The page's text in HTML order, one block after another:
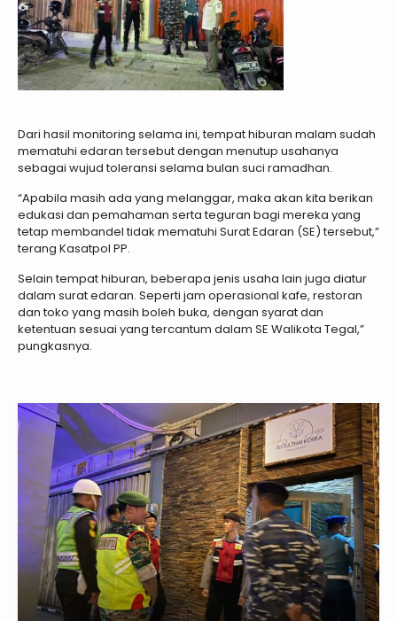
Dari hasil monitoring selama ini, tempat hiburan malam sudah
mematuhi edaran tersebut dengan menutup usahanya
sebagai wujud toleransi selama bulan suci ramadhan.
“Apabila masih ada yang melanggar, maka akan kita berikan
edukasi dan pemahaman serta teguran bagi mereka yang
tetap membandel tidak mematuhi Surat Edaran (SE) tersebut,”
terang Kasatpol PP.
Selain tempat hiburan, beberapa jenis usaha lain juga diatur
dalam surat edaran. Seperti jam operasional kafe, restoran
dan toko yang masih boleh buka, dengan syarat dan
ketentuan sesuai yang tercantum dalam SE Walikota Tegal,”
pungkasnya.